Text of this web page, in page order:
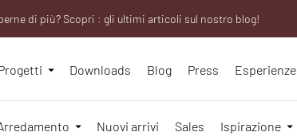
We will be closed from 10th to 21st August
di più? Scopri : gli ultimi articoli sul nostro blog!
professionista? Richiedi il tuo account aziendale!
Downloads Blog Press Esperienze
Nuovi arrivi Sales Ispirazione